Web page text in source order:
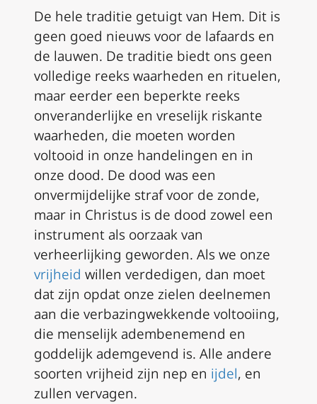
De hele traditie getuigt van Hem. Dit is
geen goed nieuws voor de lafaards en
de lauwen. De traditie biedt ons geen
volledige reeks waarheden en rituelen,
maar eerder een beperkte reeks
onveranderlijke en vreselijk riskante
waarheden, die moeten worden
voltooid in onze handelingen en in
onze dood. De dood was een
onvermijdelijke straf voor de zonde,
maar in Christus is de dood zowel een
instrument als oorzaak van
verheerlijking geworden. Als we onze
vrijheid willen verdedigen, dan moet
dat zijn opdat onze zielen deelnemen
aan die verbazingwekkende voltooiing,
die menselijk adembenemend en
goddelijk ademgevend is. Alle andere
soorten vrijheid zijn nep en ijdel, en
zullen vervagen.